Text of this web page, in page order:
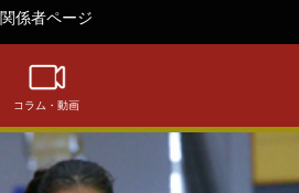
関係者ページ
コラム・動画